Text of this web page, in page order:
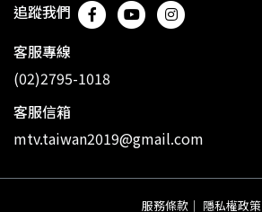
追蹤我們
客服專線
(02)2795-1018
客服信箱
mtv.taiwan2019@gmail.com
服務條款 ｜ 隱私權政策